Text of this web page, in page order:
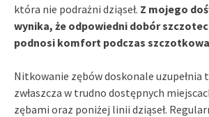
która nie podrażni dziąseł. Z mojego
wynika, że odpowiedni dobór
podnosi komfort podczas
Nitkowanie zębów doskonale uzupełnia
zwłaszcza w trudno dostępnych
zębami oraz poniżej linii dziąseł.